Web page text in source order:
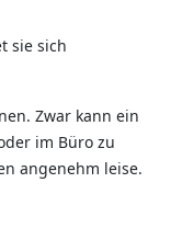
sie sich
Zwar kann ein
im Büro zu
angenehm leise.